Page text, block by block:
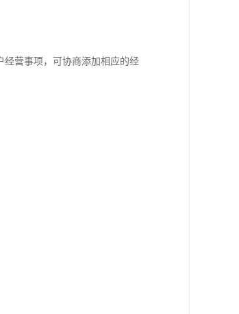
经营事项，可协商添加相应的经